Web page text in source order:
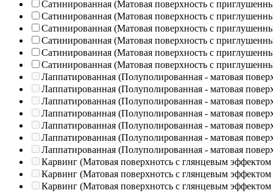
Сатинированная (Матовая поверхность с
Сатинированная (Матовая поверхность с
Сатинированная (Матовая поверхность с
Сатинированная (Матовая поверхность с
Сатинированная (Матовая поверхность с
Сатинированная (Матовая поверхность с
Лаппатированная (Полуполированная - матовая
Лаппатированная (Полуполированная - матовая
Лаппатированная (Полуполированная - матовая
Лаппатированная (Полуполированная - матовая
Лаппатированная (Полуполированная - матовая
Лаппатированная (Полуполированная - матовая
Лаппатированная (Полуполированная - матовая
Карвинг (Матовая поверхнотсь с глянцевым эффектом
Карвинг (Матовая поверхнотсь с глянцевым эффектом
Карвинг (Матовая поверхнотсь с глянцевым эффектом